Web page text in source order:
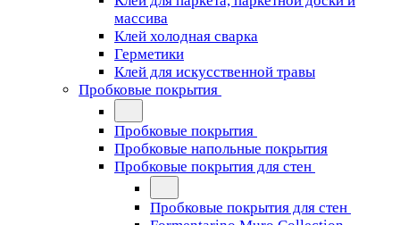
массива
Клей холодная сварка
Герметики
Клей для искусственной травы
Пробковые покрытия
Пробковые покрытия
Пробковые напольные покрытия
Пробковые покрытия для стен
Пробковые покрытия для стен